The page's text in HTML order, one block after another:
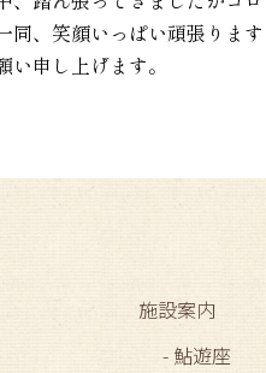
、笑顔いっぱい頑張ります
申し上げます。
施設案内
- 鮎遊座